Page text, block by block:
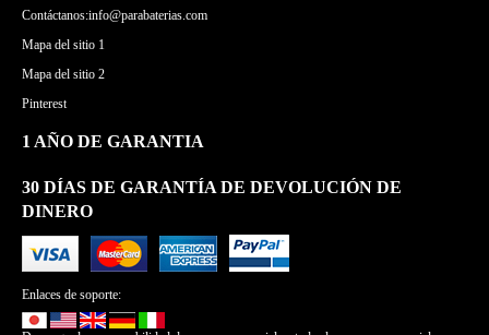
Contáctanos:info@parabaterias.com
Mapa del sitio 1
Mapa del sitio 2
Pinterest
1 AÑO DE GARANTIA
30 DÍAS DE GARANTÍA DE DEVOLUCIÓN DE
DINERO
Enlaces de soporte: